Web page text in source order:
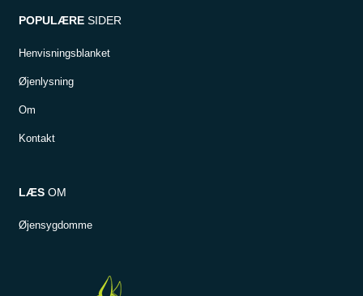
POPULÆRE SIDER
Henvisningsblanket
Øjenlysning
Om
Kontakt
LÆS OM
Øjensygdomme